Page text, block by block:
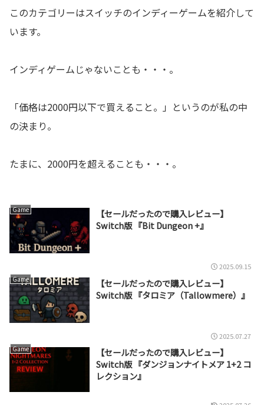
このカテゴリーはスイッチのインディーゲームを紹介して
います。
インディゲームじゃないことも・・・。
「価格は2000円以下で買えること。」というのが私の中
の決まり。
たまに、2000円を超えることも・・・。
Game
【セールだったので購入レビュー】
Switch版 『Bit Dungeon +』
2025.09.15
Game
【セールだったので購入レビュー】
Switch版 『タロミア（Tallowmere）』
2025.07.27
Game
【セールだったので購入レビュー】
Switch版 『ダンジョンナイトメア 1+2 コ
レクション』